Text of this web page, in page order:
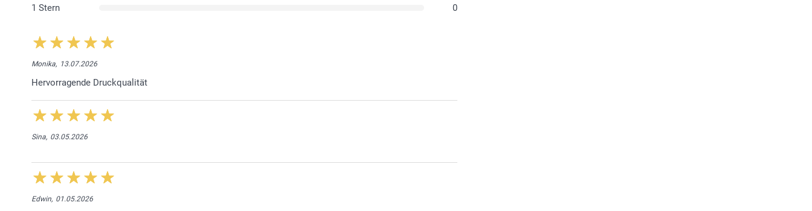
1 Stern
0
Monika, 13.07.2026
Hervorragende Druckqualität
Sina, 03.05.2026
Edwin, 01.05.2026